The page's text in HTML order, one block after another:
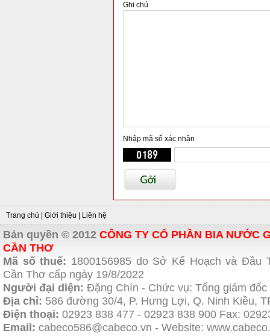
Ghi chú
Nhập mã số xác nhận
Trang chủ Giới thiệu Liên hệ
Bản quyền © 2012 CÔNG TY CỔ PHẦN BIA NƯỚC
CẦN THƠ
Mã số thuế: 1800156985 do Sở Kế Hoạch và Đầu
Cần Thơ cấp ngày 19/8/2022
Người đại diện: Đặng Chín - Chức vụ: Tổng giám đốc
Địa chỉ: 586 đường 30/4, P. Hưng Lợi, Q. Ninh Kiều,
Điện thoại: 02923 838 477 - 02923 838 900 Fax:
Email: cabeco586@cabeco.vn - Website: